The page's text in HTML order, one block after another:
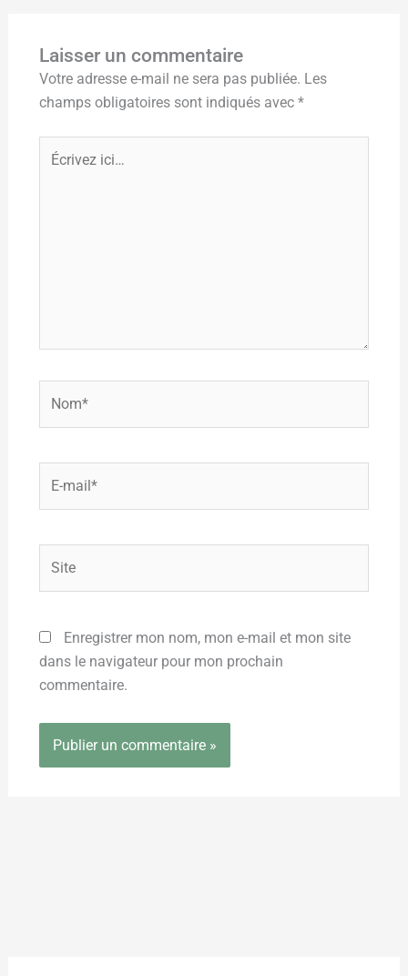
Laisser un commentaire
Votre adresse e-mail ne sera pas publiée. Les
champs obligatoires sont indiqués avec *
Écrivez
ici…
mail*
Enregistrer mon nom, mon e-mail et mon site
dans le navigateur pour mon prochain
commentaire.